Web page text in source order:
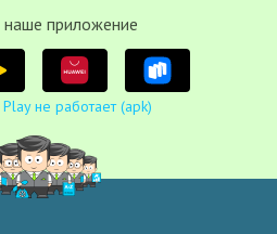
наше приложение
не работает (apk)